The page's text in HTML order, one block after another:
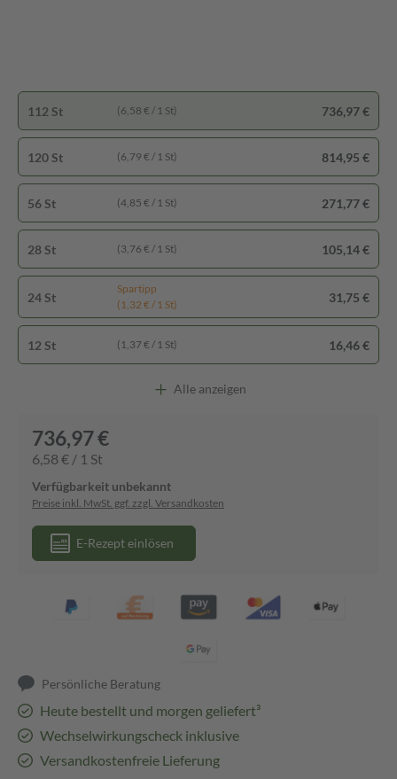
120 St (6,79 € / 1 St) 814,95 €
112 St (6,58 € / 1 St) 736,97 €
56 St (4,85 € / 1 St) 271,77 €
28 St (3,76 € / 1 St) 105,14 €
24 St
Spartipp
(1,32 € / 1 St)
31,75 €
12 St (1,37 € / 1 St) 16,46 €
Alle anzeigen
736,97 €
6,58 € / 1 St
Verfügbarkeit unbekannt
Preise inkl. MwSt. ggf. zzgl. Versandkosten
E-Rezept einlösen
Persönliche Beratung
Heute bestellt und morgen geliefert³
Wechselwirkungscheck inklusive
Versandkostenfreie Lieferung